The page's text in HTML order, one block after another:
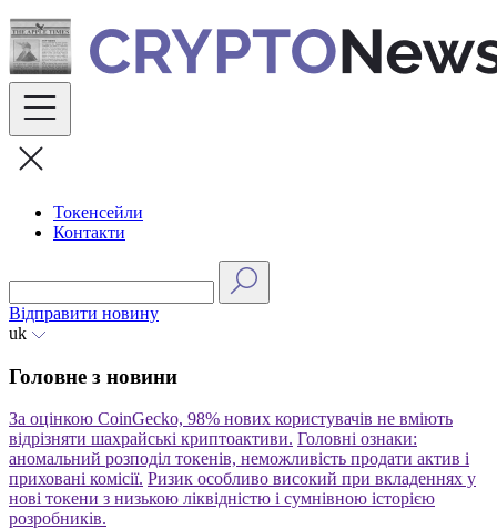
Skip
to
content
Токенсейли
Контакти
Відправити новину
uk
Головне з новини
За оцінкою CoinGecko, 98% нових користувачів не вміють
відрізняти шахрайські криптоактиви. Головні ознаки:
аномальний розподіл токенів, неможливість продати актив і
приховані комісії. Ризик особливо високий при вкладеннях у
нові токени з низькою ліквідністю і сумнівною історією
розробників.